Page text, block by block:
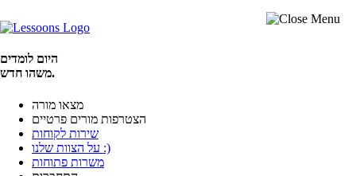
היום לומדים
משהו חדש.
מצאו מורה
הצטרפות מורים פרטיים
שירות לקוחות
על הצוות שלנו :)
משרות פתוחות